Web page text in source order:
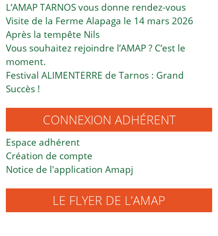
L’AMAP TARNOS vous donne rendez-vous
Visite de la Ferme Alapaga le 14 mars 2026
Après la tempête Nils
Vous souhaitez rejoindre l’AMAP ? C’est le
moment.
Festival ALIMENTERRE de Tarnos : Grand
Succès !
CONNEXION ADHÉRENT
Espace adhérent
Création de compte
Notice de l'application Amapj
LE FLYER DE L’AMAP